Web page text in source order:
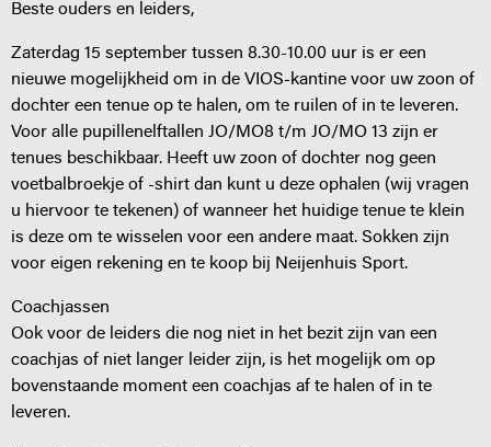
Beste ouders en leiders,
Zaterdag 15 september tussen 8.30-10.00 uur is er een
nieuwe mogelijkheid om in de VIOS-kantine voor uw zoon of
dochter een tenue op te halen, om te ruilen of in te leveren.
Voor alle pupillenelftallen JO/MO8 t/m JO/MO 13 zijn er
tenues beschikbaar. Heeft uw zoon of dochter nog geen
voetbalbroekje of -shirt dan kunt u deze ophalen (wij vragen
u hiervoor te tekenen) of wanneer het huidige tenue te klein
is deze om te wisselen voor een andere maat. Sokken zijn
voor eigen rekening en te koop bij Neijenhuis Sport.
Coachjassen
Ook voor de leiders die nog niet in het bezit zijn van een
coachjas of niet langer leider zijn, is het mogelijk om op
bovenstaande moment een coachjas af te halen of in te
leveren.